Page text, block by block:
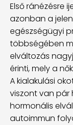
Első ránézésre
azonban a
egészségügyi
többségében
elváltozás
érinti, mely a
A kialakulási
viszont van pár
hormonális
autoimmun